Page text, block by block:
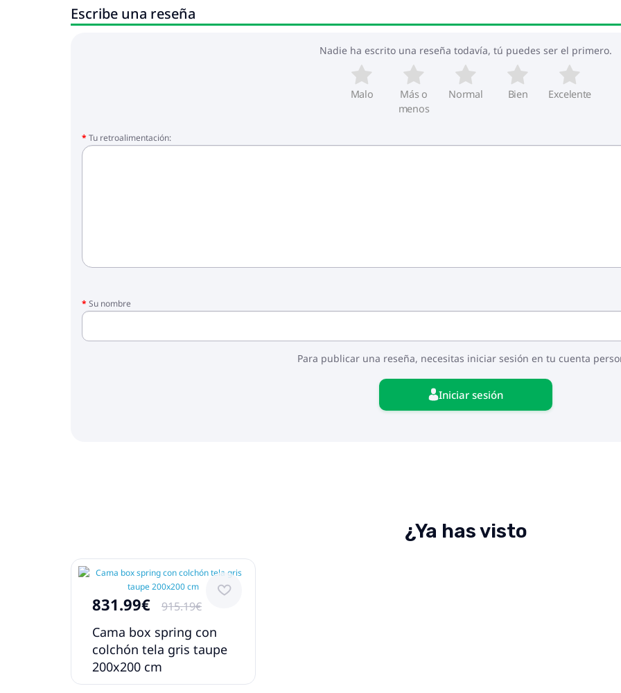
Escribe una reseña
Nadie ha escrito una reseña todavía, tú puedes ser el primero.
Malo
Más o
menos
Normal Bien Excelente
Tu retroalimentación:
Su nombre
Para publicar una reseña, necesitas iniciar sesión en tu cuenta
Iniciar sesión
¿Ya has visto
831.99€ 915.19€
Cama box spring con
colchón tela gris taupe
200x200 cm